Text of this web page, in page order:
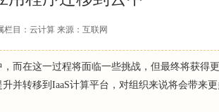
栏目：云计算 来源：互联网
而在这一过程将面临一些挑战，但最终将获得
并转移到IaaS计算平台，对组织来说将会带来